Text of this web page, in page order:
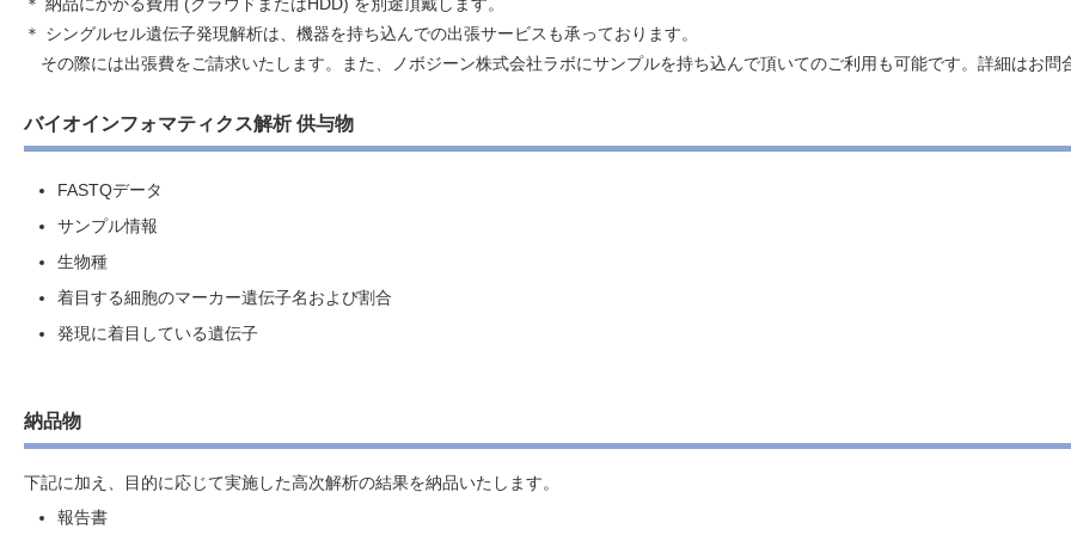
＊ シングルセル遺伝子発現解析は、機器を持ち込んでの出張サービスも承っております。
その際には出張費をご請求いたします。また、ノボジーン株式会社ラボにサンプルを持ち込んで頂いてのご利用も可能です。詳細はお問
バイオインフォマティクス解析 供与物
FASTQデータ
サンプル情報
生物種
着目する細胞のマーカー遺伝子名および割合
発現に着目している遺伝子
納品物
下記に加え、目的に応じて実施した高次解析の結果を納品いたします。
報告書